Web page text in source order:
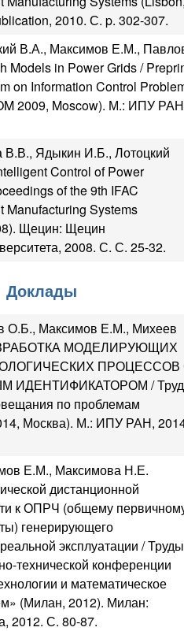
2010. С. p. 302-307.
В.А., Максимов Е.М.,
Models in Power Grids /
on Information Control
2009, Moscow). М.: ИПУ
В.В., Ядыкин И.Б., Лотоцкий
Control of Power
of the 9th IFAC
Manufacturing Systems
Щецин: Щецин
2008. С. С. 25-32.
Доклады
О.Б., Максимов Е.М., Михеев
МОДЕЛИРУЮЩИХ
ПРОЦЕССОВ
ИДЕНТИФИКАТОРОМ /
по проблемам
Москва). М.: ИПУ РАН,
Е.М., Максимова Н.Е.
дистанционной
к ОПРЧ (общему
генерирующего
эксплуатации / Труды
технической конференции
и математическое
(Милан, 2012). Милан:
2012. С. 80-87.